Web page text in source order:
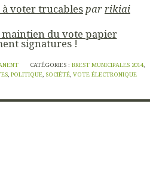
à voter trucablesparrikiai
signatures !
CATÉGORIES :BREST MUNICIPALES 2014,
, POLITIQUE, SOCIÉTÉ, VOTE ÉLECTRONIQUE